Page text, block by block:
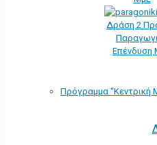
Δράση 2
Επένδυση
Πρόγραμμα “Κεντρική